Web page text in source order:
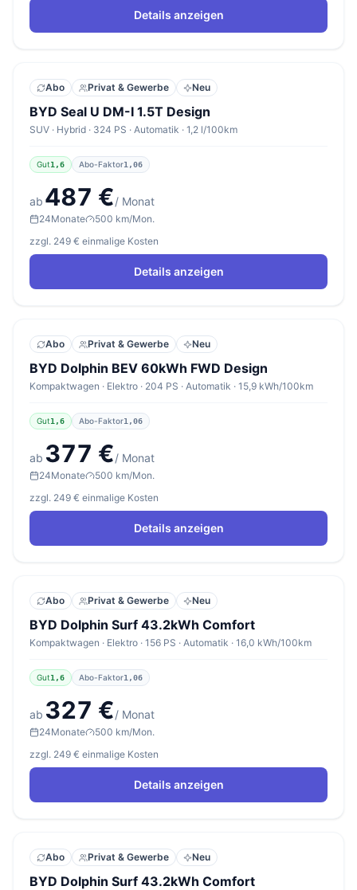
Details anzeigen
Abo Privat & Gewerbe Neu
BYD Seal U DM-I 1.5T Design
SUV · Hybrid · 324 PS · Automatik · 1,2 l/100km
Gut1,6 Abo-Faktor1,06
ab 487 €/ Monat
24Monate
500 km/Mon.
zzgl. 249 € einmalige Kosten
Details anzeigen
Abo Privat & Gewerbe Neu
BYD Dolphin BEV 60kWh FWD Design
Kompaktwagen · Elektro · 204 PS · Automatik · 15,9 kWh/100km
Gut1,6 Abo-Faktor1,06
ab 377 €/ Monat
24Monate
500 km/Mon.
zzgl. 249 € einmalige Kosten
Details anzeigen
Abo Privat & Gewerbe Neu
BYD Dolphin Surf 43.2kWh Comfort
Kompaktwagen · Elektro · 156 PS · Automatik · 16,0 kWh/100km
Gut1,6 Abo-Faktor1,06
ab 327 €/ Monat
24Monate
500 km/Mon.
zzgl. 249 € einmalige Kosten
Details anzeigen
Abo Privat & Gewerbe Neu
BYD Dolphin Surf 43.2kWh Comfort